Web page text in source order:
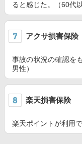
ると感じた。（60代
アクサ損害保険
事故の状況の確認を
男性）
楽天損害保険
楽天ポイントが利用